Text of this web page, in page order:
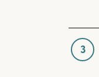
3